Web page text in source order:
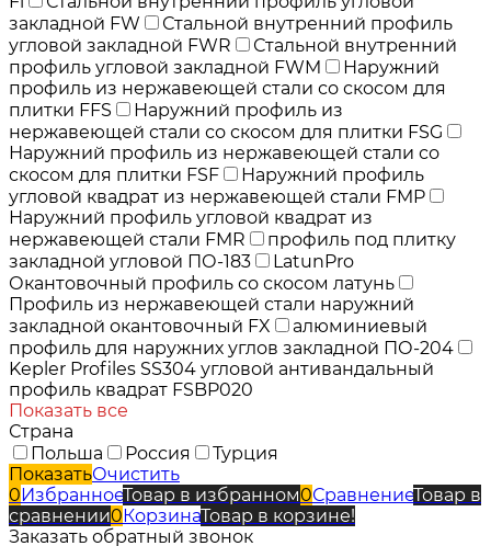
закладной FW
Стальной внутренний профиль
угловой закладной FWR
Стальной внутренний
профиль угловой закладной FWM
Наружний
профиль из нержавеющей стали со скосом для
плитки FFS
Наружний профиль из
нержавеющей стали со скосом для плитки FSG
Наружний профиль из нержавеющей стали со
скосом для плитки FSF
Наружний профиль
угловой квадрат из нержавеющей стали FMP
Наружний профиль угловой квадрат из
нержавеющей стали FMR
профиль под плитку
закладной угловой ПО-183
LatunPro
Окантовочный профиль со скосом латунь
Профиль из нержавеющей стали наружний
закладной окантовочный FX
алюминиевый
профиль для наружних углов закладной ПО-204
Kepler Profiles SS304 угловой антивандальный
профиль квадрат FSBP020
Показать все
Страна
Польша
Россия
Турция
ПоказатьОчистить
0ИзбранноеТовар в избранном0СравнениеТовар в
сравнении0КорзинаТовар в корзине!
Заказать обратный звонок